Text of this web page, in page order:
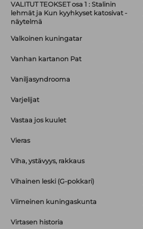
VALITUT TEOKSET osa 1 : Stalinin
lehmät ja Kun kyyhkyset katosivat -
näytelmä
Valkoinen kuningatar
Vanhan kartanon Pat
Vaniljasyndrooma
Varjelijat
Vastaa jos kuulet
Vieras
Viha, ystävyys, rakkaus
Vihainen leski (G-pokkari)
Viimeinen kuningaskunta
Virtasen historia